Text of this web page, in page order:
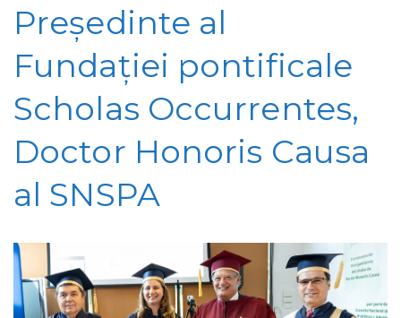
Președinte al
Fundației pontificale
Scholas Occurrentes,
Doctor Honoris Causa
al SNSPA